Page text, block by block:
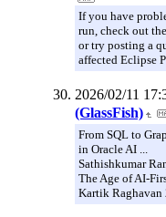
If you have
run, check out
or try posting a
affected Eclipse
2026/02/11
(GlassFish)
From SQL to
in Oracle AI ...
Sathishkumar
The Age of AI-
Kartik Raghavan